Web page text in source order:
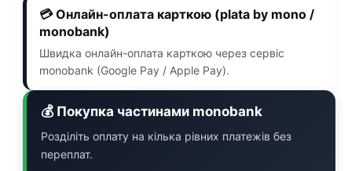
💳 Онлайн-оплата карткою (plata by mono /
monobank)
Швидка онлайн-оплата карткою через сервіс
monobank (Google Pay / Apple Pay).
💰 Покупка частинами monobank
Розділіть оплату на кілька рівних платежів без
переплат.